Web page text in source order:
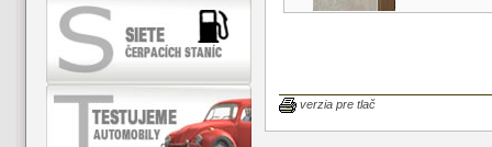
verzia pre tlač